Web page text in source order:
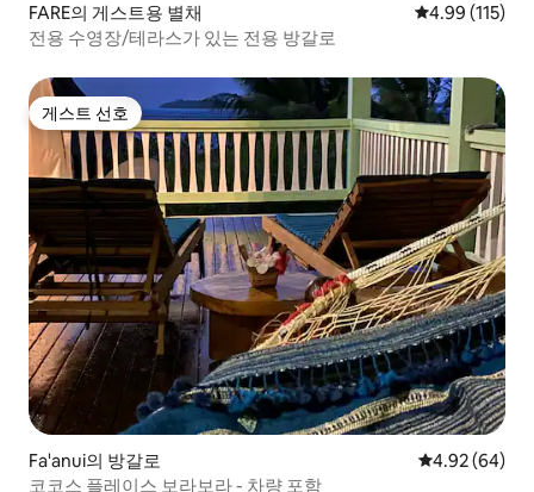
FARE의 게스트용 별채 평점 4.99점(5
4.99 (115)
전용 수영장/테라스가 있는 전용 방갈로
게스트 선호
게스트 선호
Fa'anui의 방갈로 평점 4.92점(5
4.92 (64)
코코스 플레이스 보라보라 - 차량 포함